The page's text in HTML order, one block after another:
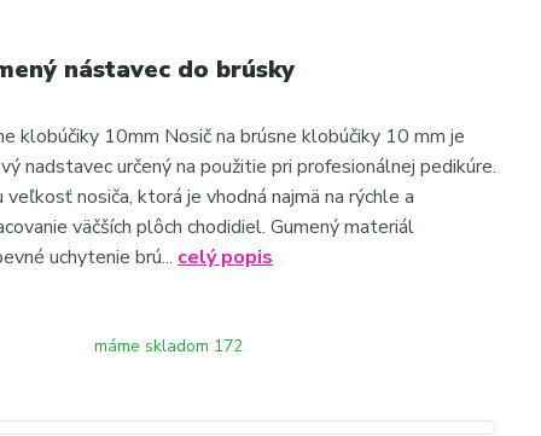
nástavec do brúsky
klobúčiky 10mm Nosič na brúsne klobúčiky 10 mm je
nadstavec určený na použitie pri profesionálnej pedikúre.
veľkosť nosiča, ktorá je vhodná najmä na rýchle a
väčších plôch chodidiel. Gumený materiál
uchytenie brú... celý popis
máme skladom 172